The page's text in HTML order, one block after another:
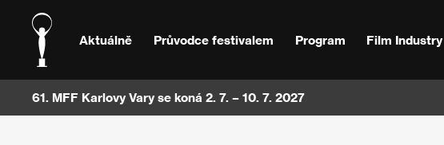
Aktuálně Průvodce festivalem Program Film Industry
61. MFF Karlovy Vary se koná 2. 7. – 10. 7. 2027